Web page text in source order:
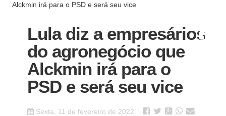
Alckmin irá para o PSD e será seu vice
Lula diz a empresários
do agronegócio que
Alckmin irá para o
PSD e será seu vice
Sexta, 11 de fevereiro de 2022